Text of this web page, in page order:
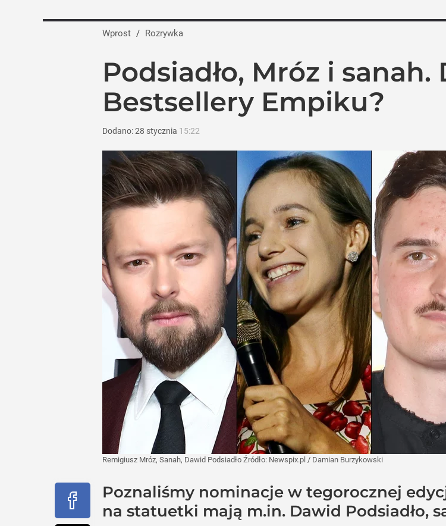
Wprost / Rozrywka
Podsiadło, Mróz i
Bestsellery Empiku?
Dodano:28 stycznia 15:22
Remigiusz Mróz, Sanah, Dawid Podsiadło Źródło: Newspix.pl / Damian Burzykowski
Poznaliśmy nominacje w tegorocznej
na statuetki mają m.in. Dawid Podsiadło,